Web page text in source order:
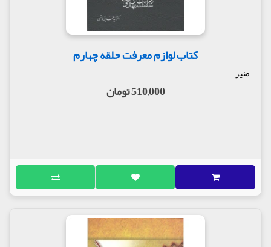
کتاب لوازم معرفت حلقه چهارم
منیر
510,000 تومان